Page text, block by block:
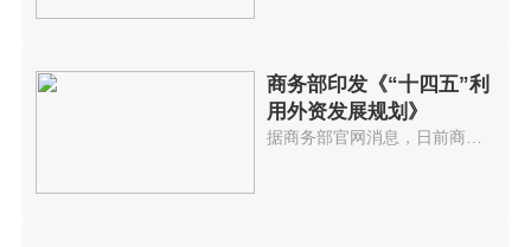
商务部印发《“十四五”利
用外资发展规划》
据商务部官网消息，日前商务部印...